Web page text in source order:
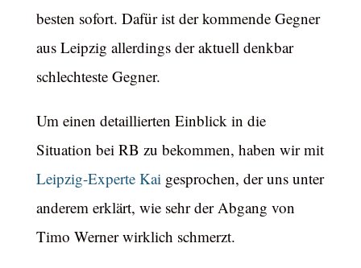
besten sofort. Dafür ist der kommende Gegner
aus Leipzig allerdings der aktuell denkbar
schlechteste Gegner.
Um einen detaillierten Einblick in die
Situation bei RB zu bekommen, haben wir mit
Leipzig-Experte Kaigesprochen, der uns unter
anderem erklärt, wie sehr der Abgang von
Timo Werner wirklich schmerzt.